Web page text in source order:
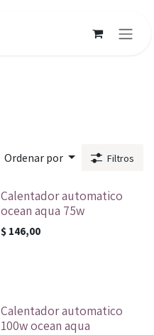
Ordenar por Filtros
Calentador automatico
ocean aqua 75w
$ 146,00
Calentador automatico
100w ocean aqua